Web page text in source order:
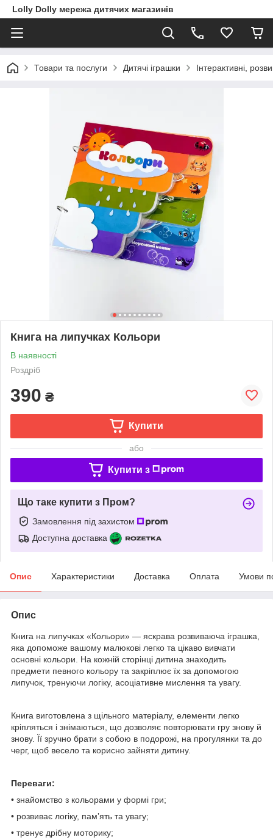
Lolly Dolly мережа дитячих магазинів
Товари та послуги Дитячі іграшки Інтерактивні,
Книга на липучках Кольори
В наявності
Роздріб
390 ₴
Купити
або
Купити з
Що таке купити з Пром?
Замовлення під захистом
Доступна доставка
Опис Характеристики Доставка Оплата Умови
Опис
Книга на липучках «Кольори» — яскрава розвиваюча іграшка,
яка допоможе вашому малюкові легко та цікаво вивчати
основні кольори. На кожній сторінці дитина знаходить
предмети певного кольору та закріплює їх за допомогою
липучок, тренуючи логіку, асоціативне мислення та увагу.
Книга виготовлена з щільного матеріалу, елементи легко
кріпляться і знімаються, що дозволяє повторювати гру знову й
знову. Її зручно брати з собою в подорожі, на прогулянки та до
черг, щоб весело та корисно зайняти дитину.
Переваги:
• знайомство з кольорами у формі гри;
• розвиває логіку, памʼять та увагу;
• тренує дрібну моторику;